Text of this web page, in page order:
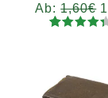
Ab:1,60€
von 5,
basieren